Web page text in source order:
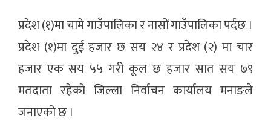
प्रदेश (१)मा चामे गाउँपालिका र नासों गाउँपालिका पर्दछ ।
प्रदेश (१)मा दुई हजार छ सय २४ र प्रदेश (२) मा चार
हजार एक सय ५५ गरी कूल छ हजार सात सय ७९
मतदाता रहेको जिल्ला निर्वाचन कार्यालय मनाङले
जनाएको छ ।